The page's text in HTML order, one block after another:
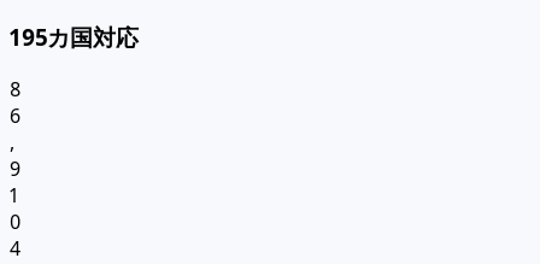
195カ国対応
8
6
,
9
1
0
4